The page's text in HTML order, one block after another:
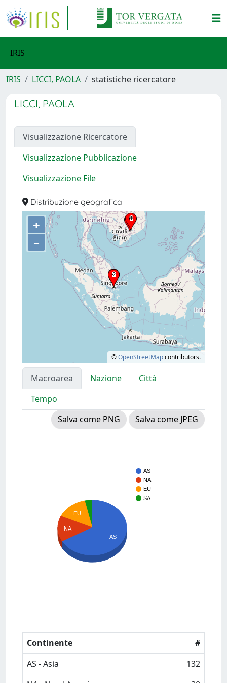
IRIS
IRIS LICCI, PAOLA statistiche ricercatore
LICCI, PAOLA
Visualizzazione Ricercatore
Visualizzazione Pubblicazione
Visualizzazione File
Distribuzione geografica
+
–
©OpenStreetMapcontributors.
Macroarea Nazione
Città
Tempo
Salva come PNG
Salva come JPEG
AS
NA
EU
SA
EU
NA
AS
Continente
#
AS - Asia
132